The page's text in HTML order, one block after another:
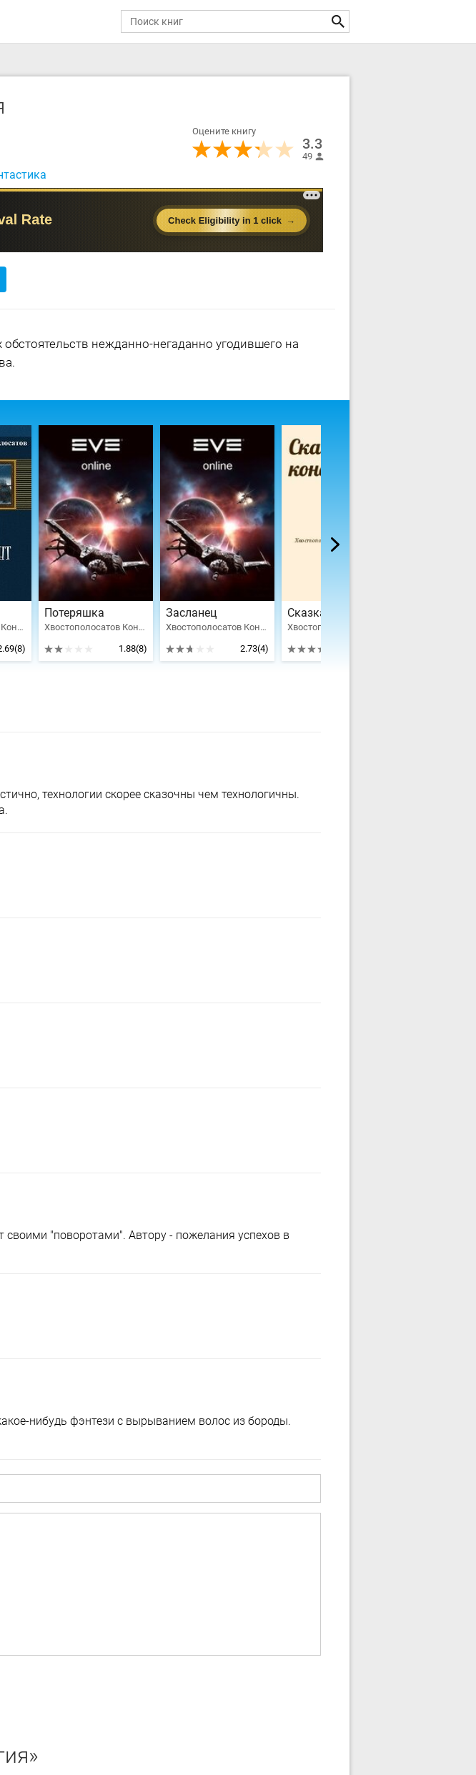
Оцените книгу
3.3
49
нежданно-негаданно угодившего на
Хвостополосатов Константин
(8)
Потеряшка
Хвостополосатов Константин
1.88(8)
Засланец
Хвостополосатов Константин
2.73(4)
технологии скорее сказочны чем технологичны.
"поворотами". Автору - пожелания успехов в
нибудь фэнтези с вырыванием волос из бороды.